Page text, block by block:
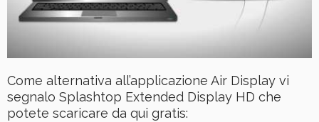
Come alternativa all’applicazione Air Display vi
segnalo Splashtop Extended Display HD che
potete scaricare da qui gratis: